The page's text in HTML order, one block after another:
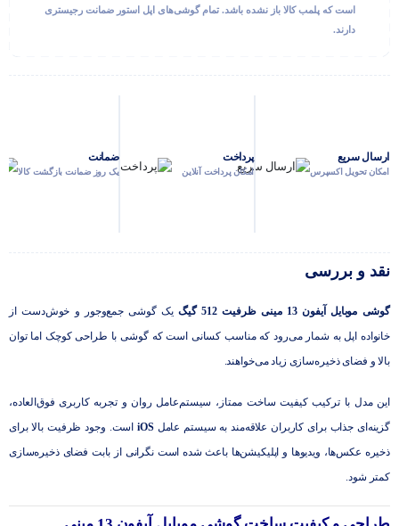
است که پلمب کالا باز نشده باشد. تمام گوشی‌های اپل استور ضمانت رجیستری
دارند.
ارسال سریع
امکان تحویل اکسپرس
پرداخت
امکان پرداخت آنلاین
ضمانت
یک روز ضمانت بازگشت کالا
نقد و بررسی
گوشی موبایل آیفون 13 مینی ظرفیت 512 گیگ
یک گوشی جمع‌وجور و خوش‌دست از
خانواده اپل به شمار می‌رود که مناسب کسانی است که گوشی با طراحی کوچک اما توان
بالا و فضای ذخیره‌سازی زیاد می‌خواهند.
این مدل با ترکیب کیفیت ساخت ممتاز، سیستم‌عامل روان و تجربه کاربری فوق‌العاده،
گزینه‌ای جذاب برای کاربران علاقه‌مند به سیستم عاملiOSاست. وجود ظرفیت بالا برای
ذخیره عکس‌ها، ویدیوها و اپلیکیشن‌ها باعث شده است نگرانی از بابت فضای ذخیره‌سازی
کمتر شود.